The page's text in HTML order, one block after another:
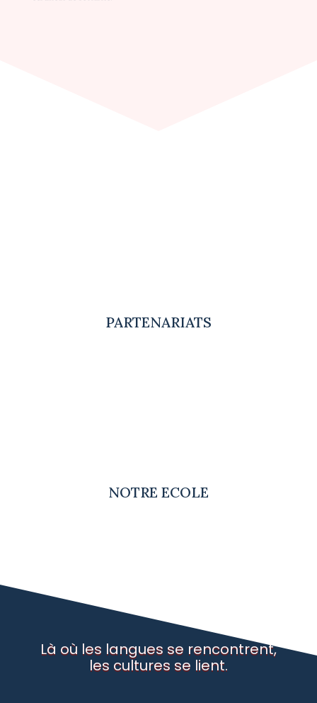
PARTENARIATS
NOTRE ECOLE
Là où les langues se rencontrent,
les cultures se lient.